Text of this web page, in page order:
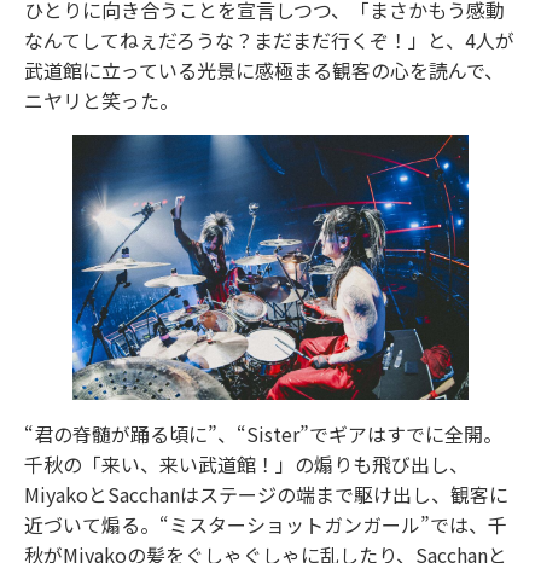
ひとりに向き合うことを宣言しつつ、「まさかもう感動
なんてしてねぇだろうな？まだまだ行くぞ！」と、4人が
武道館に立っている光景に感極まる観客の心を読んで、
ニヤリと笑った。
“君の脊髄が踊る頃に”、“Sister”でギアはすでに全開。
千秋の「来い、来い武道館！」の煽りも飛び出し、
MiyakoとSacchanはステージの端まで駆け出し、観客に
近づいて煽る。“ミスターショットガンガール”では、千
秋がMiyakoの髪をぐしゃぐしゃに乱したり、Sacchanと